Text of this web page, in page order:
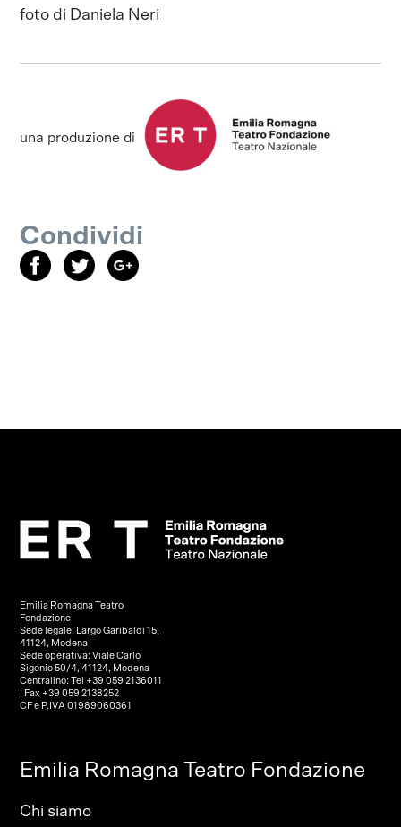
foto di Daniela Neri
una produzione di
Condividi
Emilia Romagna Teatro
Fondazione
Sede legale: Largo Garibaldi 15,
41124, Modena
Sede operativa: Viale Carlo
Sigonio 50/4, 41124, Modena
Centralino: Tel +39 059 2136011
| Fax +39 059 2138252
CF e P.IVA 01989060361
Emilia Romagna Teatro Fondazione
Chi siamo